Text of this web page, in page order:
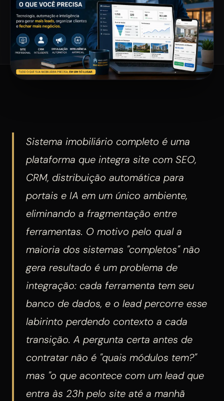
Sistema imobiliário completo é uma
plataforma que integra site com SEO,
CRM, distribuição automática para
portais e IA em um único ambiente,
eliminando a fragmentação entre
ferramentas. O motivo pelo qual a
maioria dos sistemas "completos" não
gera resultado é um problema de
integração: cada ferramenta tem seu
banco de dados, e o lead percorre esse
labirinto perdendo contexto a cada
transição. A pergunta certa antes de
contratar não é "quais módulos tem?"
mas "o que acontece com um lead que
entra às 23h pelo site até a manhã